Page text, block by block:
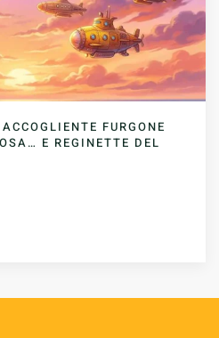
FURGONE
E REGINETTE DEL